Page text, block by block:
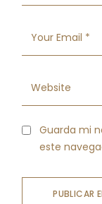
Guarda mi
este
PUBLICAR